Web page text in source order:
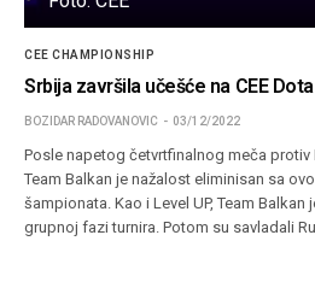
CEE CHAMPIONSHIP
Srbija završila učešće na CEE
BOZIDAR RADOVANOVIC 03/12/2022
Posle napetog četvrtfinalnog meča
Team Balkan je nažalost eliminisan sa
šampionata. Kao i Level UP, Team
grupnoj fazi turnira. Potom su savladali